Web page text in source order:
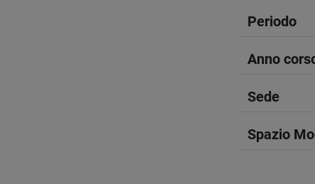
Periodo
Anno
Sede
Spazio